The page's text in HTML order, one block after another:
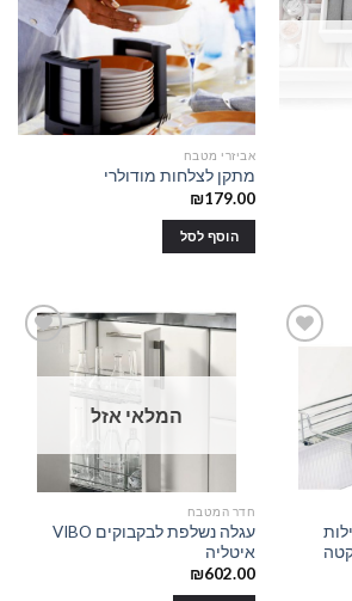
Add to
wishlist
אביזרי מטבח
מתקן לצלחות מודולרי
₪179.00
הוסף לסל
Add to
wishlist
המלאי אזל
חדר המטבח
עגלה נשלפת לבקבוקים VIBO
איטליה
₪602.00